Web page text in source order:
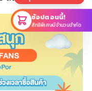
ช้อปตอนนี้!
สิทธิพิเศษมีจำนวนจำกัด